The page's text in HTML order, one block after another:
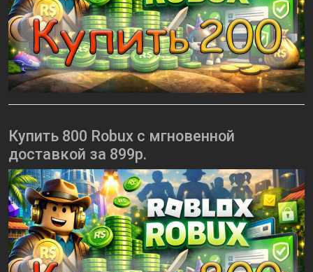
Купить 800 Robux с мгновенной
доставкой за 899р.